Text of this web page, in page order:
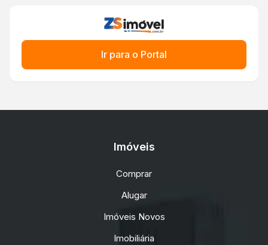
Ir para o Portal
Imóveis
Comprar
Alugar
Imóveis Novos
Imobiliária